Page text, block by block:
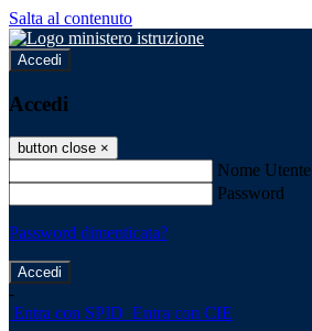
Salta al contenuto
Accedi
Accedi
button close ×
Nome Utente
Password
Password dimenticata?
-
Entra con SPID Entra con CIE